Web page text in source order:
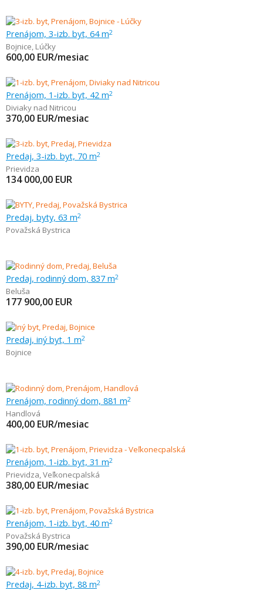
Prenájom, 3-izb. byt, 64 m2
Bojnice, Lúčky
600,00 EUR/mesiac
Prenájom, 1-izb. byt, 42 m2
Diviaky nad Nitricou
370,00 EUR/mesiac
Predaj, 3-izb. byt, 70 m2
Prievidza
134 000,00 EUR
Predaj, byty, 63 m2
Považská Bystrica
Predaj, rodinný dom, 837 m2
Beluša
177 900,00 EUR
Predaj, iný byt, 1 m2
Bojnice
Prenájom, rodinný dom, 881 m2
Handlová
400,00 EUR/mesiac
Prenájom, 1-izb. byt, 31 m2
Prievidza,Veľkonecpalská
380,00 EUR/mesiac
Prenájom, 1-izb. byt, 40 m2
Považská Bystrica
390,00 EUR/mesiac
Predaj, 4-izb. byt, 88 m2